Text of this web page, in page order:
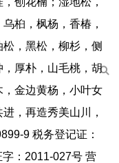
桕，枫杨，香椿，
，黑松，柳杉，侧
厚朴，山毛桃，胡
金边黄杨，小叶女
，再造秀美山川，
9 税务登记证：
：2011-027号 营